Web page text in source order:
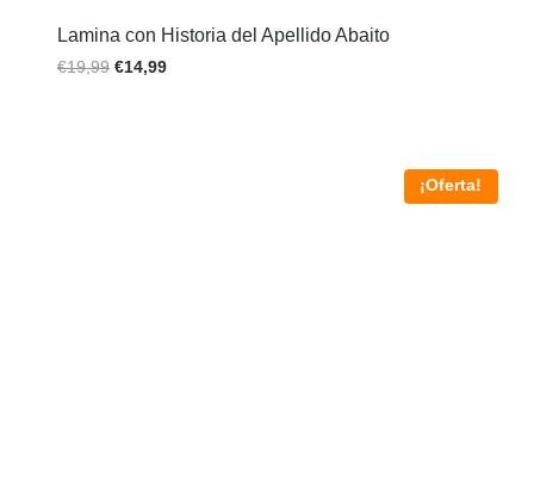
Lamina con Historia del Apellido Abaito
€19,99 €14,99
¡Oferta!